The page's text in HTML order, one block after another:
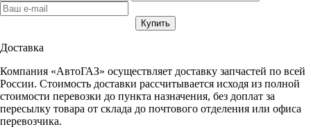
Доставка
Компания «АвтоГАЗ» осуществляет доставку запчастей по всей
России. Стоимость доставки рассчитывается исходя из полной
стоимости перевозки до пункта назначения, без доплат за
пересылку товара от склада до почтового отделения или офиса
перевозчика.